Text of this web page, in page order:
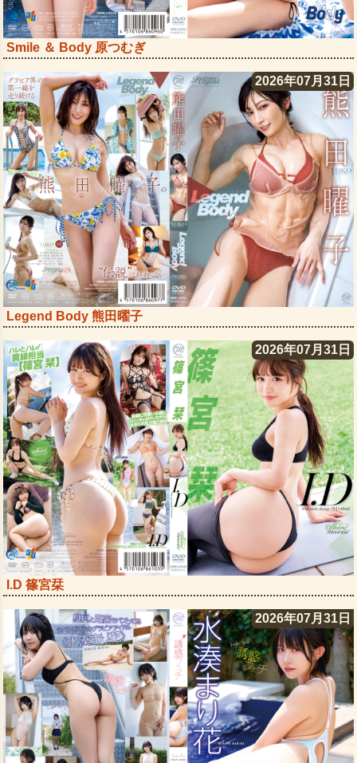
Smile ＆ Body 原つむぎ
2026年07月31日
Legend Body 熊田曜子
2026年07月31日
I.D 篠宮栞
2026年07月31日